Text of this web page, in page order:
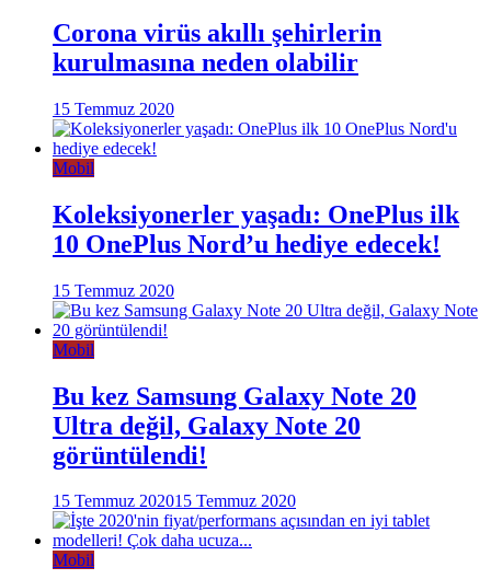
Corona virüs akıllı şehirlerin
kurulmasına neden olabilir
15 Temmuz 2020
Mobil
Koleksiyonerler yaşadı: OnePlus ilk
10 OnePlus Nord’u hediye edecek!
15 Temmuz 2020
Mobil
Bu kez Samsung Galaxy Note 20
Ultra değil, Galaxy Note 20
görüntülendi!
15 Temmuz 202015 Temmuz 2020
Mobil